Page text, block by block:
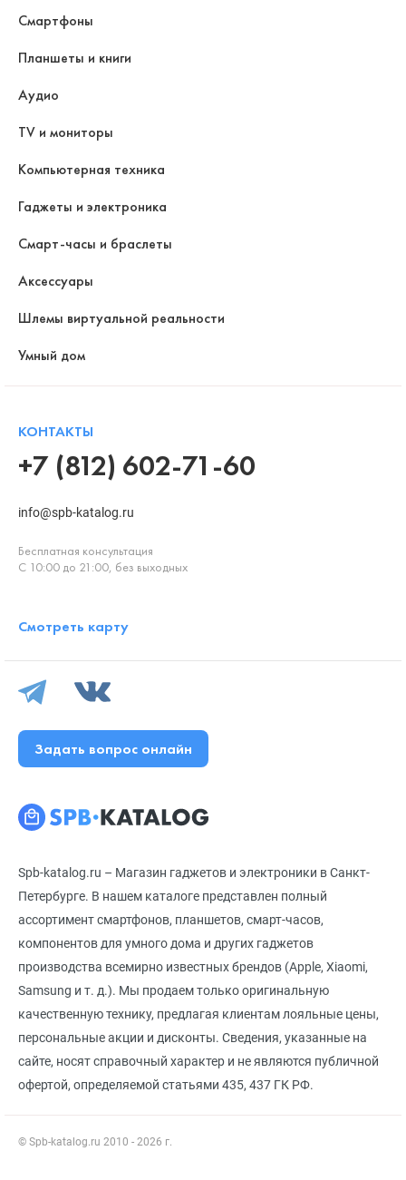
Spb-katalog.ru – Магазин гаджетов и электроники в Санкт-
Петербурге. В нашем каталоге представлен полный
ассортимент смартфонов, планшетов, смарт-часов,
компонентов для умного дома и других гаджетов
производства всемирно известных брендов (Apple, Xiaomi,
Samsung и т. д.). Мы продаем только оригинальную
качественную технику, предлагая клиентам лояльные цены,
персональные акции и дисконты. Сведения, указанные на
сайте, носят справочный характер и не являются публичной
офертой, определяемой статьями 435, 437 ГК РФ.
© Spb-katalog.ru 2010 - 2026 г.
Смартфоны
Планшеты и книги
Аудио
TV и мониторы
Компьютерная техника
Гаджеты и электроника
Смарт-часы и браслеты
Аксессуары
Шлемы виртуальной реальности
Умный дом
КОНТАКТЫ
+7 (812) 602-71-60
info@spb-katalog.ru
Бесплатная консультация
С 10:00 до 21:00, без выходных
Смотреть карту
Задать вопрос онлайн